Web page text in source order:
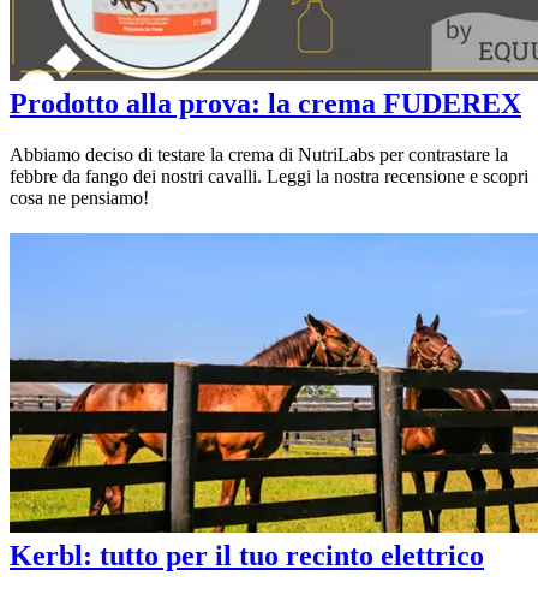
Prodotto alla prova: la crema FUDEREX
Abbiamo deciso di testare la crema di NutriLabs per contrastare la
febbre da fango dei nostri cavalli. Leggi la nostra recensione e scopri
cosa ne pensiamo!
Kerbl: tutto per il tuo recinto elettrico